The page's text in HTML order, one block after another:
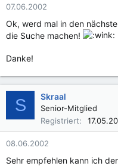
07.06.2002
Ok, werd mal in den
die Suche machen!
Danke!
S Skraal
Senior-Mitglied
Registriert
08.06.2002
Sehr empfehlen kann ich